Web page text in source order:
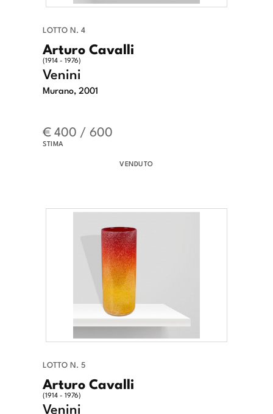
LOTTO N. 4
Arturo Cavalli
(1914 - 1976)
Venini
Murano, 2001
€ 400 / 600
STIMA
VENDUTO
LOTTO N. 5
Arturo Cavalli
(1914 - 1976)
Venini